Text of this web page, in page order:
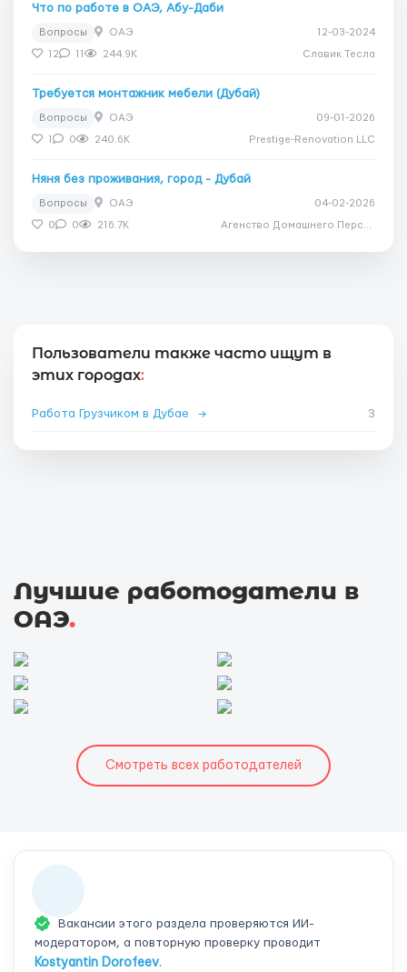
Что по работе в ОАЭ, Абу-Даби
Вопросы ОАЭ 12-03-2024
12 11 244.9K Славик Тесла
Требуется монтажник мебели (Дубай)
Вопросы ОАЭ 09-01-2026
1 0 240.6K Prestige-Renovation LLC
Няня без проживания, город - Дубай
Вопросы ОАЭ 04-02-2026
0 0 216.7K
Пользователи также часто ищут в
этих городах:
Работа Грузчиком в Дубае → 3
Лучшие работодатели в
ОАЭ.
Смотреть всех работодателей
Вакансии этого раздела проверяются ИИ-
модератором, а повторную проверку проводит
Kostyantin Dorofeev.